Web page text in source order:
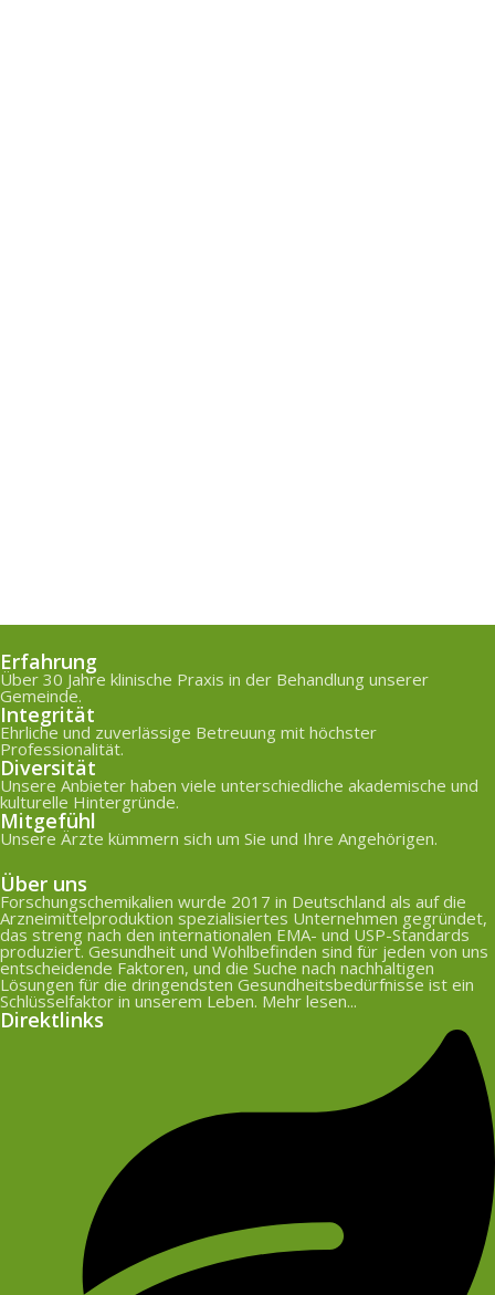
Erfahrung
Über 30 Jahre klinische Praxis in der Behandlung unserer
Gemeinde.
Integrität
Ehrliche und zuverlässige Betreuung mit höchster
Professionalität.
Diversität
Unsere Anbieter haben viele unterschiedliche akademische und
kulturelle Hintergründe.
Mitgefühl
Unsere Ärzte kümmern sich um Sie und Ihre Angehörigen.
Über uns
Forschungschemikalien wurde 2017 in Deutschland als auf die
Arzneimittelproduktion spezialisiertes Unternehmen gegründet,
das streng nach den internationalen EMA- und USP-Standards
produziert. Gesundheit und Wohlbefinden sind für jeden von uns
entscheidende Faktoren, und die Suche nach nachhaltigen
Lösungen für die dringendsten Gesundheitsbedürfnisse ist ein
Schlüsselfaktor in unserem Leben. Mehr lesen...
Direktlinks